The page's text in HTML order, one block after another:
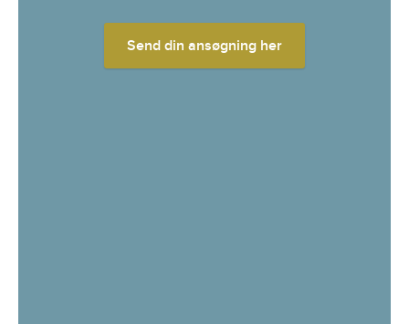
Send din ansøgning her